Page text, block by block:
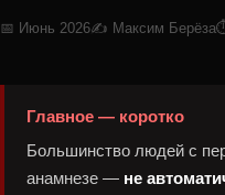
📅 Июнь 2026✍️ Максим Берёза
Главное — коротко
Большинство людей с
анамнезе — не